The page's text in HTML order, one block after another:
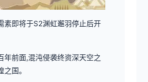
素即将于S2渊虹邂羽停止后开
年前面,混沌侵袭终资深天空之
之国。